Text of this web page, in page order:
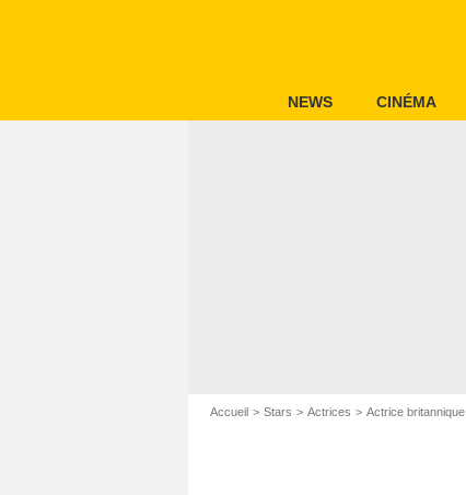
NEWS CINÉMA
Accueil Stars Actrices Actrice britannique